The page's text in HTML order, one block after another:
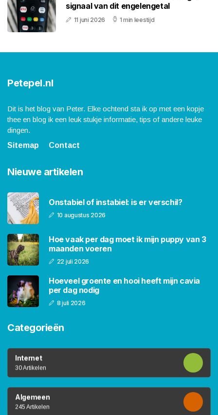
signaal van dit engelengetal
11 juni 2026 1 min leestijd
Petepel.nl
Dit is het blog van Peter. Elke ochtend sta ik op met een kopje
thee en blog ik een leuk stukje informatie, tips of andere leuke
dingen.
Sitemap
Contact
Nieuwe artikelen
Onstabiel of instabiel: is er verschil?
10 augustus 2026
Hoe vaak per dag moet ik mijn puppy van 3
maanden voeren
22 juli 2026
Hoeveel groente en hooi heeft mijn cavia
per dag nodig
8 juli 2026
Categorieën
Internet
30 Artikelen
Algemeen
245 Artikelen